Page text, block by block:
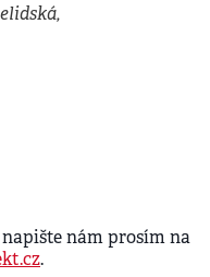
nám prosím na
.